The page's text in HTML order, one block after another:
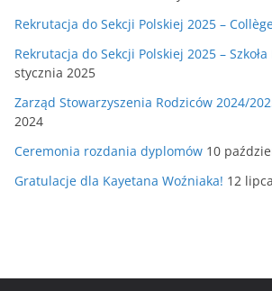
Rekrutacja do Sekcji Polskiej 2025 –
Rekrutacja do Sekcji Polskiej 2025 –
stycznia 2025
Zarząd Stowarzyszenia Rodziców 2024/
2024
Ceremonia rozdania dyplomów 10
Gratulacje dla Kayetana Woźniaka! 12